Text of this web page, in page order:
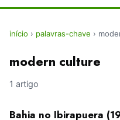
início › palavras-chave ›
modern culture
1 artigo
Bahia no Ibirapuera